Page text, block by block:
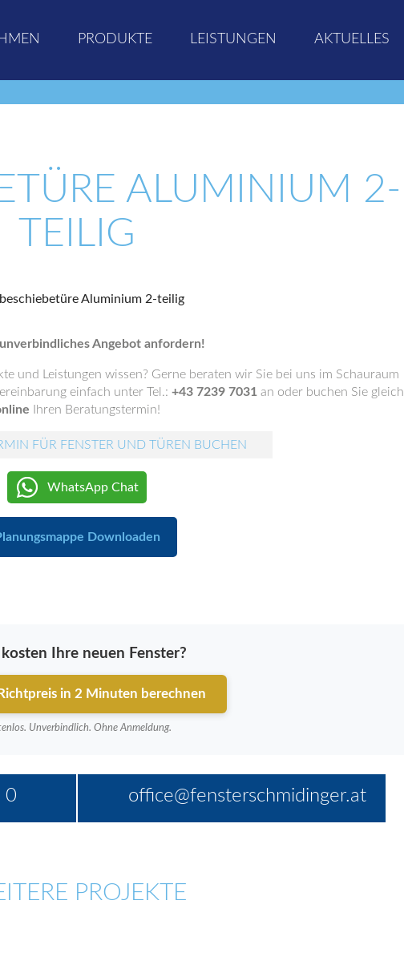
PRODUKTE LEISTUNGEN AKTUELLES
ALUMINIUM 2-
TEILIG
Angebot anfordern!
und Leistungen wissen? Gerne beraten wir Sie bei uns im Schauraum
einfach unter Tel.: +43 7239 7031 an oder buchen Sie gleich
Ihren Beratungstermin!
FÜR FENSTER UND TÜREN BUCHEN
WhatsApp Chat
Downloaden
Ihre neuen Fenster?
in 2 Minuten berechnen
Unverbindlich. Ohne Anmeldung.
0 office@fensterschmidinger.at
PROJEKTE